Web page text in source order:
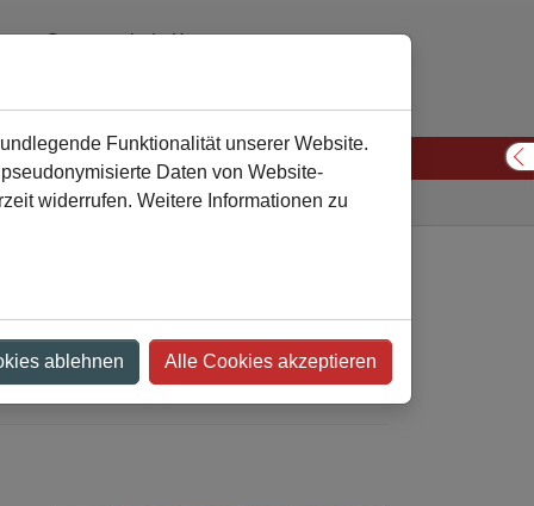
Gesamtschule Kamen
Gesamtschule Nachricht
sich an
Funktionalität unserer Website.
Daten von Website-
widerrufen. Weitere Informationen zu
ablehnen Alle Cookies akzeptieren